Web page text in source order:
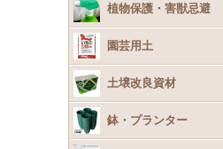
植物保護・害獣忌避
園芸用土
土壌改良資材
鉢・プランター